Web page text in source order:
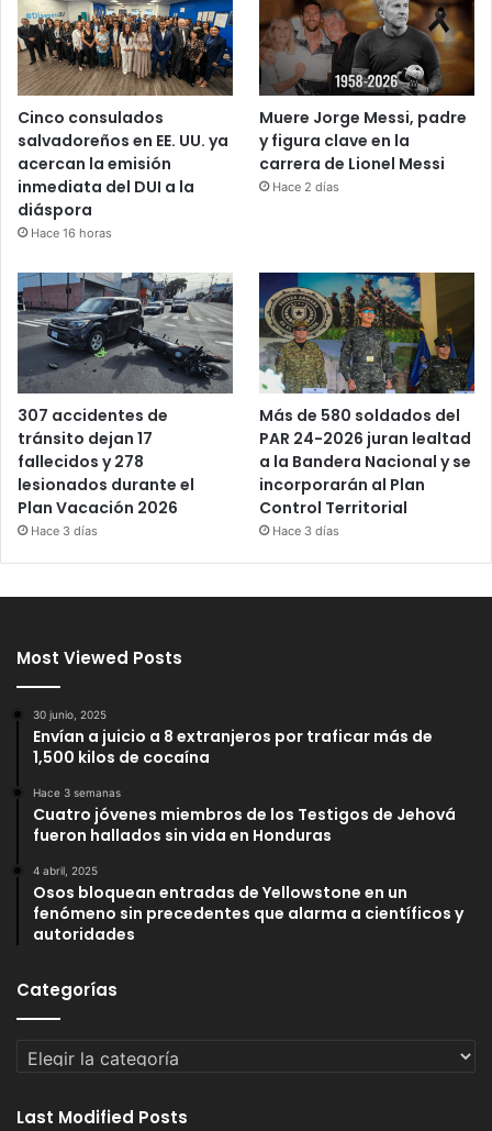
Cinco consulados
salvadoreños en EE. UU. ya
acercan la emisión
inmediata del DUI a la
diáspora
Hace 16 horas
Muere Jorge Messi, padre
y figura clave en la
carrera de Lionel Messi
Hace 2 días
307 accidentes de
tránsito dejan 17
fallecidos y 278
lesionados durante el
Plan Vacación 2026
Hace 3 días
Más de 580 soldados del
PAR 24-2026 juran lealtad
a la Bandera Nacional y se
incorporarán al Plan
Control Territorial
Hace 3 días
Most Viewed Posts
30 junio, 2025
Envían a juicio a 8 extranjeros por traficar más de
1,500 kilos de cocaína
Hace 3 semanas
Cuatro jóvenes miembros de los Testigos de Jehová
fueron hallados sin vida en Honduras
4 abril, 2025
Osos bloquean entradas de Yellowstone en un
fenómeno sin precedentes que alarma a científicos y
autoridades
Categorías
Categorías
Last Modified Posts